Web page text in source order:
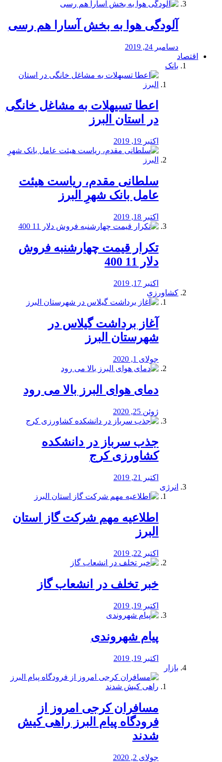
آلودگی هوا به بخش آسارا هم رسی
دسامبر 24, 2019
اقتصاد
بانک
️اعطا تسیهلات به مشاغل خانگی
در استان البرز
اکتبر 19, 2019
سلطانی مقدم، ریاست هیئت
عامل بانک شهرِ البرز
اکتبر 18, 2019
تکرار قیمت چهارشنبه فروش
دلار 11 400
اکتبر 17, 2019
کشاورزی
آغاز برداشت گیلاس در
شهرستان البرز
جولای 1, 2020
دمای هوای البرز بالا می رود
ژوئن 25, 2020
جذب سرباز در دانشکده
کشاورزی کرج
اکتبر 21, 2019
انرژی
️اطلاعیه مهم شرکت گاز استان
البرز
اکتبر 22, 2019
خبر تخلف در انشعاب گاز
اکتبر 19, 2019
پیام شهروندی
اکتبر 19, 2019
بازار
مسافران کرجی امروز از
فرودگاه پیام البرز راهی کیش
شدند
جولای 2, 2020